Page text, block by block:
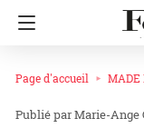
Page d'accueil MADE
Marie-Ange